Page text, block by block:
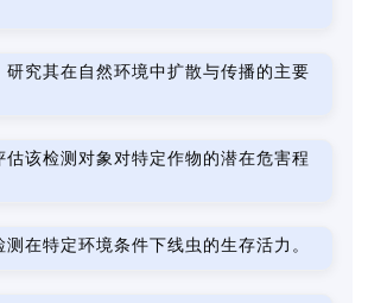
研究其在自然环境中扩散与传播的主要
估该检测对象对特定作物的潜在危害程
在特定环境条件下线虫的生存活力。